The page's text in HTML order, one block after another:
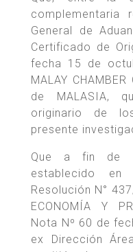
complementaria
General de
Certificado de
fecha 15 de
MALAY
de MALASIA,
originario de
presente
Que a fin de
establecido
Resolución N°
ECONOMÍA Y
Nota Nº 60 de
ex Dirección